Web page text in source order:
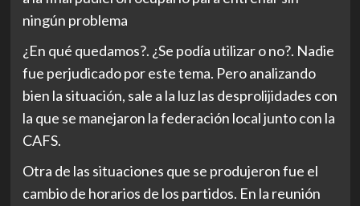
ningún problema
¿En qué quedamos?. ¿Se podía utilizar o no?. Nadie
fue perjudicado por este tema. Pero analizando
bien la situación, sale a la luz las desprolijidades con
la que se manejaron la federación local junto con la
CAFS.
Otra de las situaciones que se produjeron fue el
cambio de horarios de los partidos. En la reunión